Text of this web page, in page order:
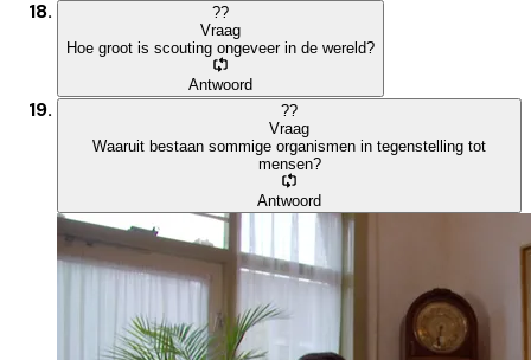
??
Vraag
Hoe groot is scouting ongeveer in de wereld?
Antwoord
??
Vraag
Waaruit bestaan sommige organismen in tegenstelling tot
mensen?
Antwoord